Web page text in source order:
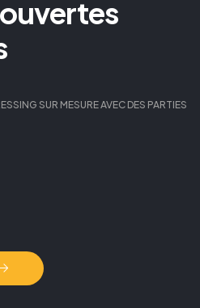
SUR MESURE AVEC DES PARTIES